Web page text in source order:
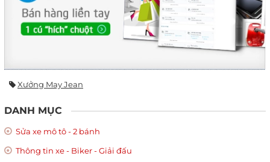
Xưởng May Jean
DANH MỤC
Sửa xe mô tô - 2 bánh
Thông tin xe - Biker - Giải đấu